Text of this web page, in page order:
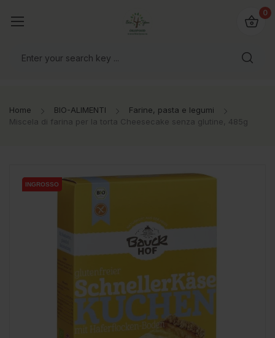
mondo!
0
Home BIO-ALIMENTI
Farine, pasta e legumi
Miscela di farina per la torta Cheesecake senza glutine, 485g
INGROSSO
INGROSSO